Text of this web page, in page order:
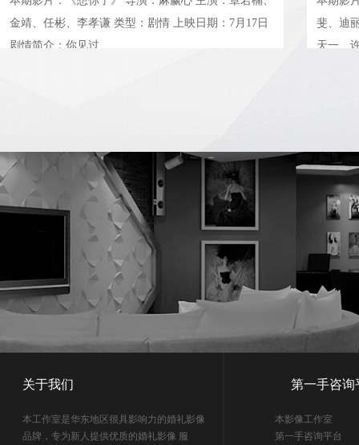
金靖、任彬、李孝谦 类型：剧情 上映日期：7月17日
剧情简介：你见过
斐、迪
天一、
关于我们
本工作室是华东地区很具影响力的婚礼影像
品牌，专为新人提供优质的婚礼影像 服
第一手咨询
本影像工作室
第一手咨询平台